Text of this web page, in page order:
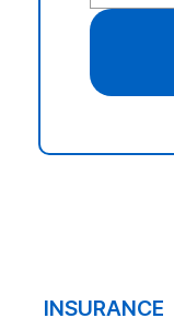
INSURANCE